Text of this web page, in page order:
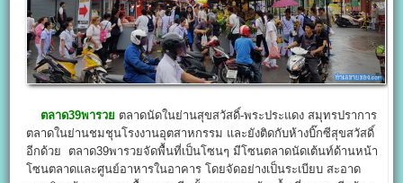
ตลาด39พารวย ตลาดนัดในย่านสุขสวัสดิ์-พระประแดง สมุทรปราการ
ตลาดในย่านชมชุนโรงงานอุตสาหกรรม และยังติดกับห้างบิ๊กซีสุขสวัสดิ์
อีกด้วย ตลาด39พารวยจัดพื้นที่เป็นโซนๆ มีโซนตลาดนัดเต้นท์ด้านหน้า
โซนตลาดและศูนย์อาหารในอาคาร โดยจัดอย่างเป็นระเบียบ สะอาด